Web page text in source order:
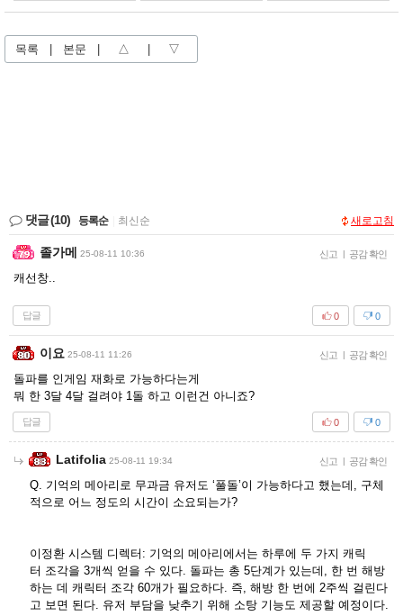
목록 본문 △ ▽
댓글(10) 등록순 최신순 새로고침
졸가메 25-08-11 10:36 신고 공감 확인
캐선창..
답글 0
0
이요 25-08-11 11:26 신고 공감 확인
돌파를 인게임 재화로 가능하다는게
뭐 한 3달 4달 걸려야 1돌 하고 이런건 아니죠?
답글 0
0
Latifolia 25-08-11 19:34 신고 공감 확인
Q. 기억의 메아리로 무과금 유저도 ‘풀돌’이 가능하다고 했는데, 구체
적으로 어느 정도의 시간이 소요되는가?
이정환 시스템 디렉터: 기억의 메아리에서는 하루에 두 가지 캐릭
터 조각을 3개씩 얻을 수 있다. 돌파는 총 5단계가 있는데, 한 번 해방
하는 데 캐릭터 조각 60개가 필요하다. 즉, 해방 한 번에 2주씩 걸린다
고 보면 된다. 유저 부담을 낮추기 위해 소탕 기능도 제공할 예정이다.